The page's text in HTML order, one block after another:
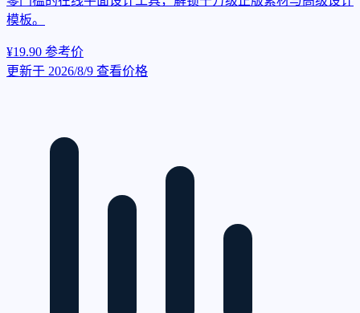
模板。
¥19.90 参考价
更新于 2026/8/9 查看价格